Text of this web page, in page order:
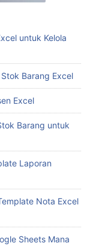
untuk Kelola
Barang Excel
Excel
Barang untuk
Laporan
Nota Excel
Sheets Mana